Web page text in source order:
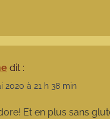
dit :
2020 à 21 h 38 min
Et en plus sans